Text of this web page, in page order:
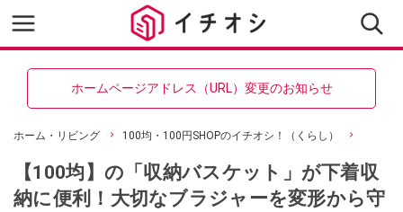
ホームページアドレス（URL）変更のお知らせ
ホーム・リビング 100均・100円SHOPのイチオシ！（くらし）
【100均】の「収納バスケット」が下着収
納に便利！大切なブラジャーを変形から守